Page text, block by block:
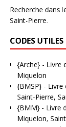
Recherche dans
Saint-Pierre.
CODES UTILES
{Arche} - Livre
Miquelon
{BMSP} - Livre
Saint-Pierre,
{BMM} - Livre
Miquelon,